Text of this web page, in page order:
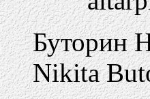
Буторин
Nikita